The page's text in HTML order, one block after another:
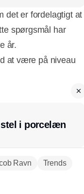
det er fordelagtigt at
spørgsmål har
år.
at være på niveau
i porcelæn
Ravn Trends